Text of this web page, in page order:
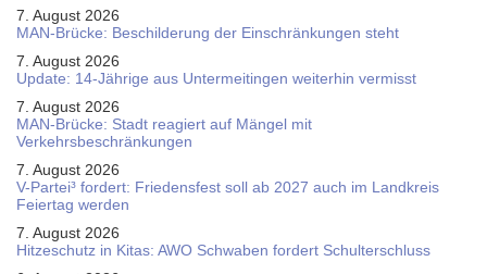
7. August 2026
MAN-Brücke: Beschilderung der Einschränkungen steht
7. August 2026
Update: 14-Jährige aus Untermeitingen weiterhin vermisst
7. August 2026
MAN-Brücke: Stadt reagiert auf Mängel mit
Verkehrsbeschränkungen
7. August 2026
V-Partei­³ fordert: Friedens­fest soll ab 2027 auch im Land­kreis
Feier­tag werden
7. August 2026
Hitzeschutz in Kitas: AWO Schwaben fordert Schulterschluss